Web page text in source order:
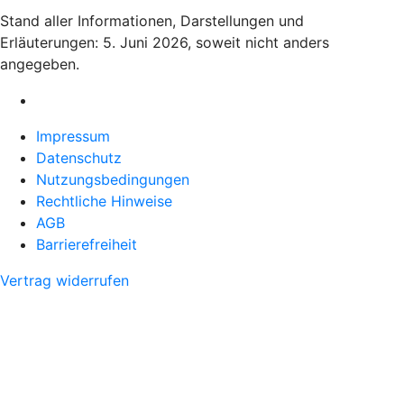
Stand aller Informationen, Darstellungen und
Erläuterungen: 5. Juni 2026, soweit nicht anders
angegeben.
Impressum
Datenschutz
Nutzungsbedingungen
Rechtliche Hinweise
AGB
Barrierefreiheit
Vertrag widerrufen